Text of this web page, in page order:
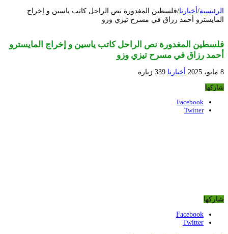
الرئيسية/ أخبارنا/فلسطين المغدورة نص الراحل كاتب ياسين و إخراج
المايسترو أحمد رزاق في مسرح تيزي وزو
فلسطين المغدورة نص الراحل كاتب ياسين و إخراج المايسترو
أحمد رزاق في مسرح تيزي وزو
8 مايو، 2025 أخبارنا 339 زيارة
شاركها
Facebook
Twitter
شاركها
Facebook
Twitter